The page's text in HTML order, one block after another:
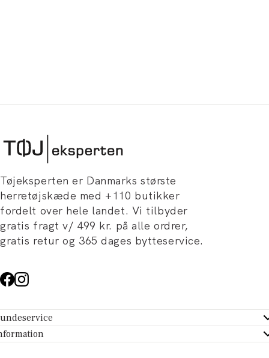
Tøjeksperten er Danmarks største
herretøjskæde med +110 butikker
fordelt over hele landet. Vi tilbyder
gratis fragt v/ 499 kr. på alle ordrer,
gratis retur og 365 dages bytteservice.
- Hjælpecenter
Tøjeksperten